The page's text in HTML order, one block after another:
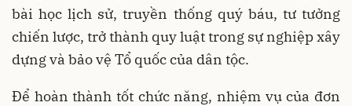
bài học lịch sử, truyền thống quý báu, tư tưởng
chiến lược, trở thành quy luật trong sự nghiệp xây
dựng và bảo vệ Tổ quốc của dân tộc.
Để hoàn thành tốt chức năng, nhiệm vụ của đơn